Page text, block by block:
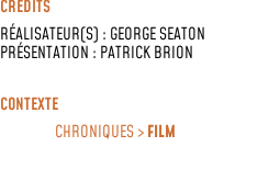
CRÉDITS
RÉALISATEUR(S) : GEORGE SEATON
PRÉSENTATION : PATRICK BRION
CONTEXTE
CHRONIQUES >FILM